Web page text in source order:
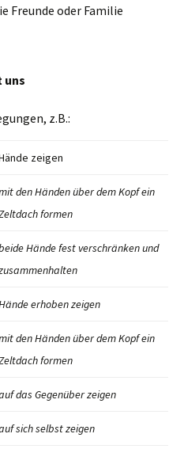
Freunde oder Familie
uns
z.B.:
zeigen
den Händen über dem Kopf ein
formen
Hände fest verschränken und
erhoben zeigen
den Händen über dem Kopf ein
formen
das Gegenüber zeigen
sich selbst zeigen